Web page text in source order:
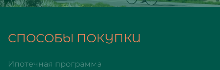
СПОСОБЫ ПОКУПКИ
Ипотечная программа